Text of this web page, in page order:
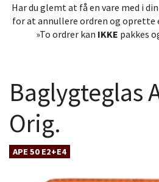
Har du glemt at få en vare med i
for at annullere ordren og oprette
»To ordrer kan IKKE pakkes
Baglygteglas
Orig.
APE 50 E2+E4